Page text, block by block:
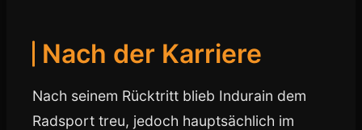
Nach der Karriere
Nach seinem Rücktritt blieb Indurain dem
Radsport treu, jedoch hauptsächlich im